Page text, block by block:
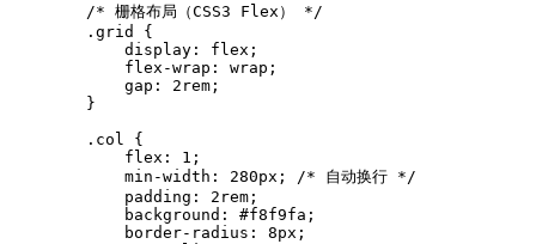
        /* 栅格布局（CSS3 Flex） */
        .grid {
            display: flex;
            flex-wrap: wrap;
            gap: 2rem;
        }
        .col {
            flex: 1;
            min-width: 280px; /* 自动换行 */
            padding: 2rem;
            background: #f8f9fa;
            border-radius: 8px;